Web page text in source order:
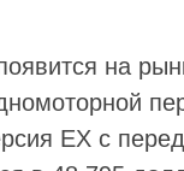
на
EX с